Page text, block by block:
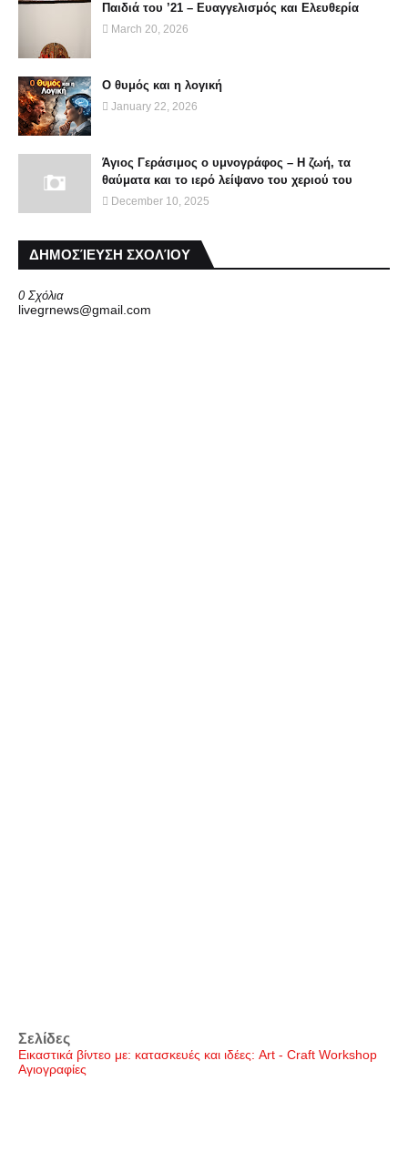
Παιδιά του ’21 – Ευαγγελισμός και Ελευθερία
March 20, 2026
Ο θυμός και η λογική
January 22, 2026
Άγιος Γεράσιμος ο υμνογράφος – Η ζωή, τα
θαύματα και το ιερό λείψανο του χεριού του
December 10, 2025
ΔΗΜΟΣΊΕΥΣΗ ΣΧΟΛΊΟΥ
0 Σχόλια
livegrnews@gmail.com
Σελίδες
Εικαστικά βίντεο με: κατασκευές και ιδέες: Art - Craft Workshop
Αγιογραφίες